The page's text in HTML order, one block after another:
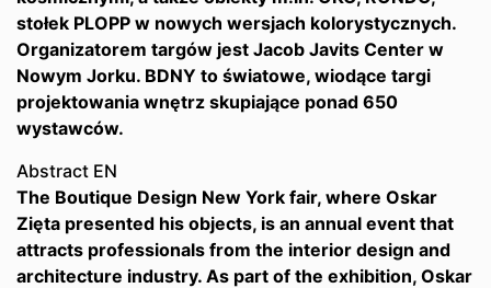
stołek PLOPP w nowych wersjach kolorystycznych.
Organizatorem targów jest Jacob Javits Center w
Nowym Jorku. BDNY to światowe, wiodące targi
projektowania wnętrz skupiające ponad 650
wystawców.
Abstract EN
The Boutique Design New York fair, where Oskar
Zięta presented his objects, is an annual event that
attracts professionals from the interior design and
architecture industry. As part of the exhibition, Oskar